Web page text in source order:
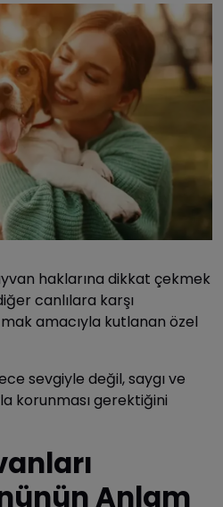
haklarına dikkat çekmek
canlılara karşı
amacıyla kutlanan özel
sevgiyle değil, saygı ve
korunması gerektiğini
Anlam